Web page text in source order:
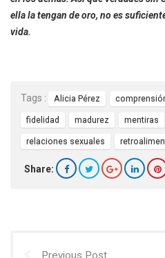
ella la tengan de oro, no es
vida.
Tags : Alicia Pérez
fidelidad madurez mentiras
relaciones sexuales
Share:
Previous Post